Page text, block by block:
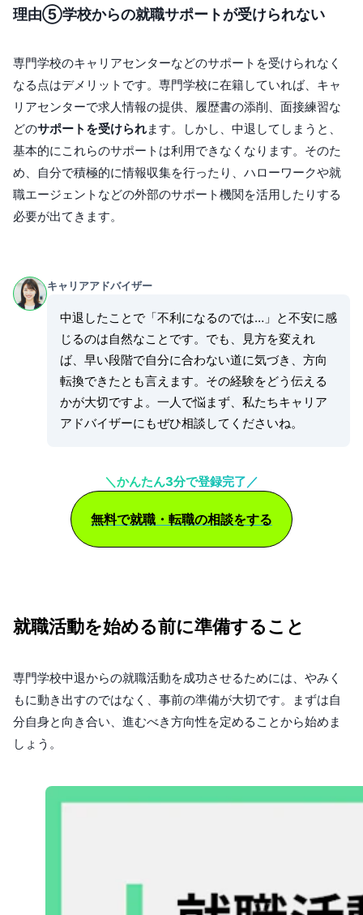
理由⑤学校からの就職サポートが受けられない
専門学校のキャリアセンターなどのサポートを受けられなく
なる点はデメリットです。専門学校に在籍していれば、キャ
リアセンターで求人情報の提供、履歴書の添削、面接練習な
どのサポートを受けられます。しかし、中退してしまうと、
基本的にこれらのサポートは利用できなくなります。そのた
め、自分で積極的に情報収集を行ったり、ハローワークや就
職エージェントなどの外部のサポート機関を活用したりする
必要が出てきます。
キャリアアドバイザー
中退したことで「不利になるのでは…」と不安に感
じるのは自然なことです。でも、見方を変えれ
ば、早い段階で自分に合わない道に気づき、方向
転換できたとも言えます。その経験をどう伝える
かが大切ですよ。一人で悩まず、私たちキャリア
アドバイザーにもぜひ相談してくださいね。
＼かんたん3分で登録完了／
無料で就職・転職の相談をする
就職活動を始める前に準備すること
専門学校中退からの就職活動を成功させるためには、やみく
もに動き出すのではなく、事前の準備が大切です。まずは自
分自身と向き合い、進むべき方向性を定めることから始めま
しょう。